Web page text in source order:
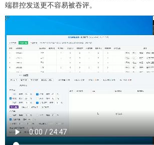
端群控发送更不容易被吞评。